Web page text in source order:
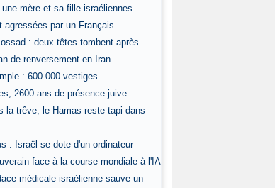
mère et sa fille israéliennes
agressées par un Français
: deux têtes tombent après
de renversement en Iran
: 600 000 vestiges
2600 ans de présence juive
la trêve, le Hamas reste tapi dans
: Israël se dote d'un ordinateur
face à la course mondiale à l'IA
médicale israélienne sauve un